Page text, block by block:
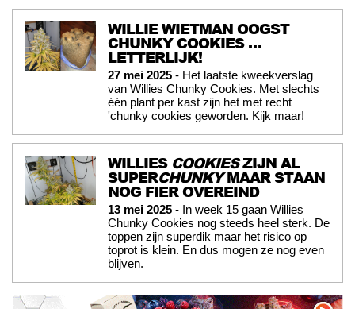
WILLIE WIETMAN OOGST
CHUNKY COOKIES …
LETTERLIJK!
27 mei 2025 - Het laatste kweekverslag
van Willies Chunky Cookies. Met slechts
één plant per kast zijn het met recht
'chunky cookies geworden. Kijk maar!
WILLIES COOKIESZIJN AL
SUPERCHUNKYMAAR STAAN
NOG FIER OVEREIND
13 mei 2025 - In week 15 gaan Willies
Chunky Cookies nog steeds heel sterk. De
toppen zijn superdik maar het risico op
toprot is klein. En dus mogen ze nog even
blijven.